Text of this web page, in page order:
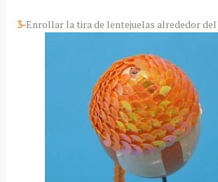
3-Enrollar la tira de lentejuelas alrededor del